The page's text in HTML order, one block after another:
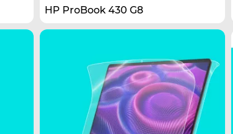
HP ProBook 430 G8